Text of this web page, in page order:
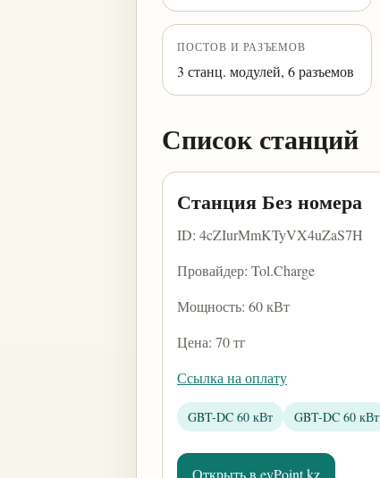
ПОСТОВ И РАЗЪЕМОВ
3 станц. модулей, 6 разъемов
Список станций
Станция Без номера
ID: 4cZIurMmKTyVX4uZaS7H
Провайдер: Tol.Charge
Мощность: 60 кВт
Цена: 70 тг
Ссылка на оплату
GBT-DC 60 кВт GBT-DC 60 кВт
Открыть в evPoint.kz